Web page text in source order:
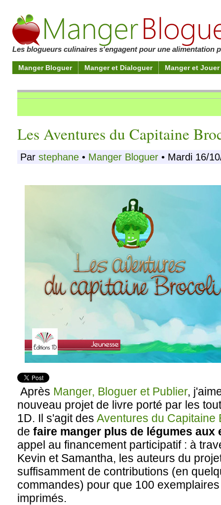
Les blogueurs culinaires s'engagent pour une alimentation
Manger Bloguer Manger et Dialoguer Manger et Jouer
Les Aventures du Capitaine
Par stephane • Manger Bloguer • Mardi 16/
Après Manger, Bloguer et Publier,
nouveau projet de livre porté par les
1D. Il s'agit des Aventures du Capitaine
de faire manger plus de légumes aux
appel au financement participatif : à
Kevin et Samantha, les auteurs du
suffisamment de contributions (en
commandes) pour que 100
imprimés.